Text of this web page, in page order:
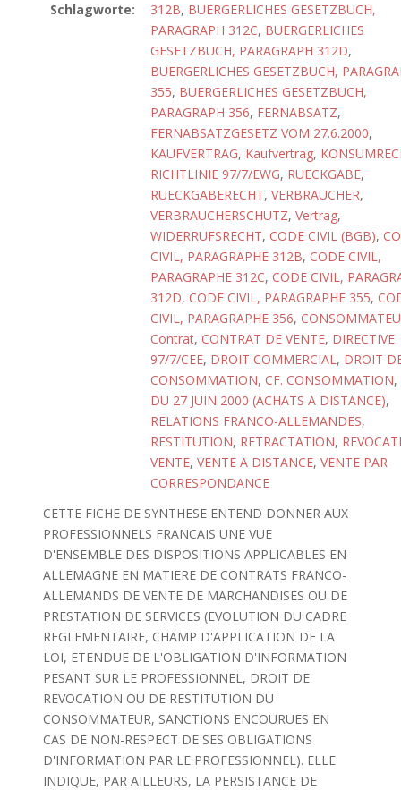
Schlagworte:
312B, BUERGERLICHES GESETZBUCH,
PARAGRAPH 312C, BUERGERLICHES
GESETZBUCH, PARAGRAPH 312D,
BUERGERLICHES GESETZBUCH,
355, BUERGERLICHES GESETZBUCH,
PARAGRAPH 356, FERNABSATZ,
FERNABSATZGESETZ VOM 27.6.2000,
KAUFVERTRAG, Kaufvertrag,
RICHTLINIE 97/7/EWG, RUECKGABE,
RUECKGABERECHT, VERBRAUCHER,
VERBRAUCHERSCHUTZ, Vertrag,
WIDERRUFSRECHT, CODE CIVIL (BGB),
CIVIL, PARAGRAPHE 312B, CODE CIVIL,
PARAGRAPHE 312C, CODE CIVIL,
312D, CODE CIVIL, PARAGRAPHE 355,
CIVIL, PARAGRAPHE 356,
Contrat, CONTRAT DE VENTE, DIRECTIVE
97/7/CEE, DROIT COMMERCIAL, DROIT
CONSOMMATION, CF. CONSOMMATION,
DU 27 JUIN 2000 (ACHATS A DISTANCE),
RELATIONS FRANCO-ALLEMANDES,
RESTITUTION, RETRACTATION,
VENTE, VENTE A DISTANCE, VENTE PAR
CORRESPONDANCE
CETTE FICHE DE SYNTHESE ENTEND DONNER AUX
PROFESSIONNELS FRANCAIS UNE VUE
D'ENSEMBLE DES DISPOSITIONS APPLICABLES EN
ALLEMAGNE EN MATIERE DE CONTRATS FRANCO-
ALLEMANDS DE VENTE DE MARCHANDISES OU DE
PRESTATION DE SERVICES (EVOLUTION DU CADRE
REGLEMENTAIRE, CHAMP D'APPLICATION DE LA
LOI, ETENDUE DE L'OBLIGATION D'INFORMATION
PESANT SUR LE PROFESSIONNEL, DROIT DE
REVOCATION OU DE RESTITUTION DU
CONSOMMATEUR, SANCTIONS ENCOURUES EN
CAS DE NON-RESPECT DE SES OBLIGATIONS
D'INFORMATION PAR LE PROFESSIONNEL). ELLE
INDIQUE, PAR AILLEURS, LA PERSISTANCE DE